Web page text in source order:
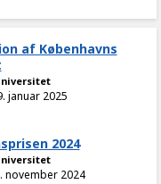
af Københavns
januar 2025
2024
november 2024